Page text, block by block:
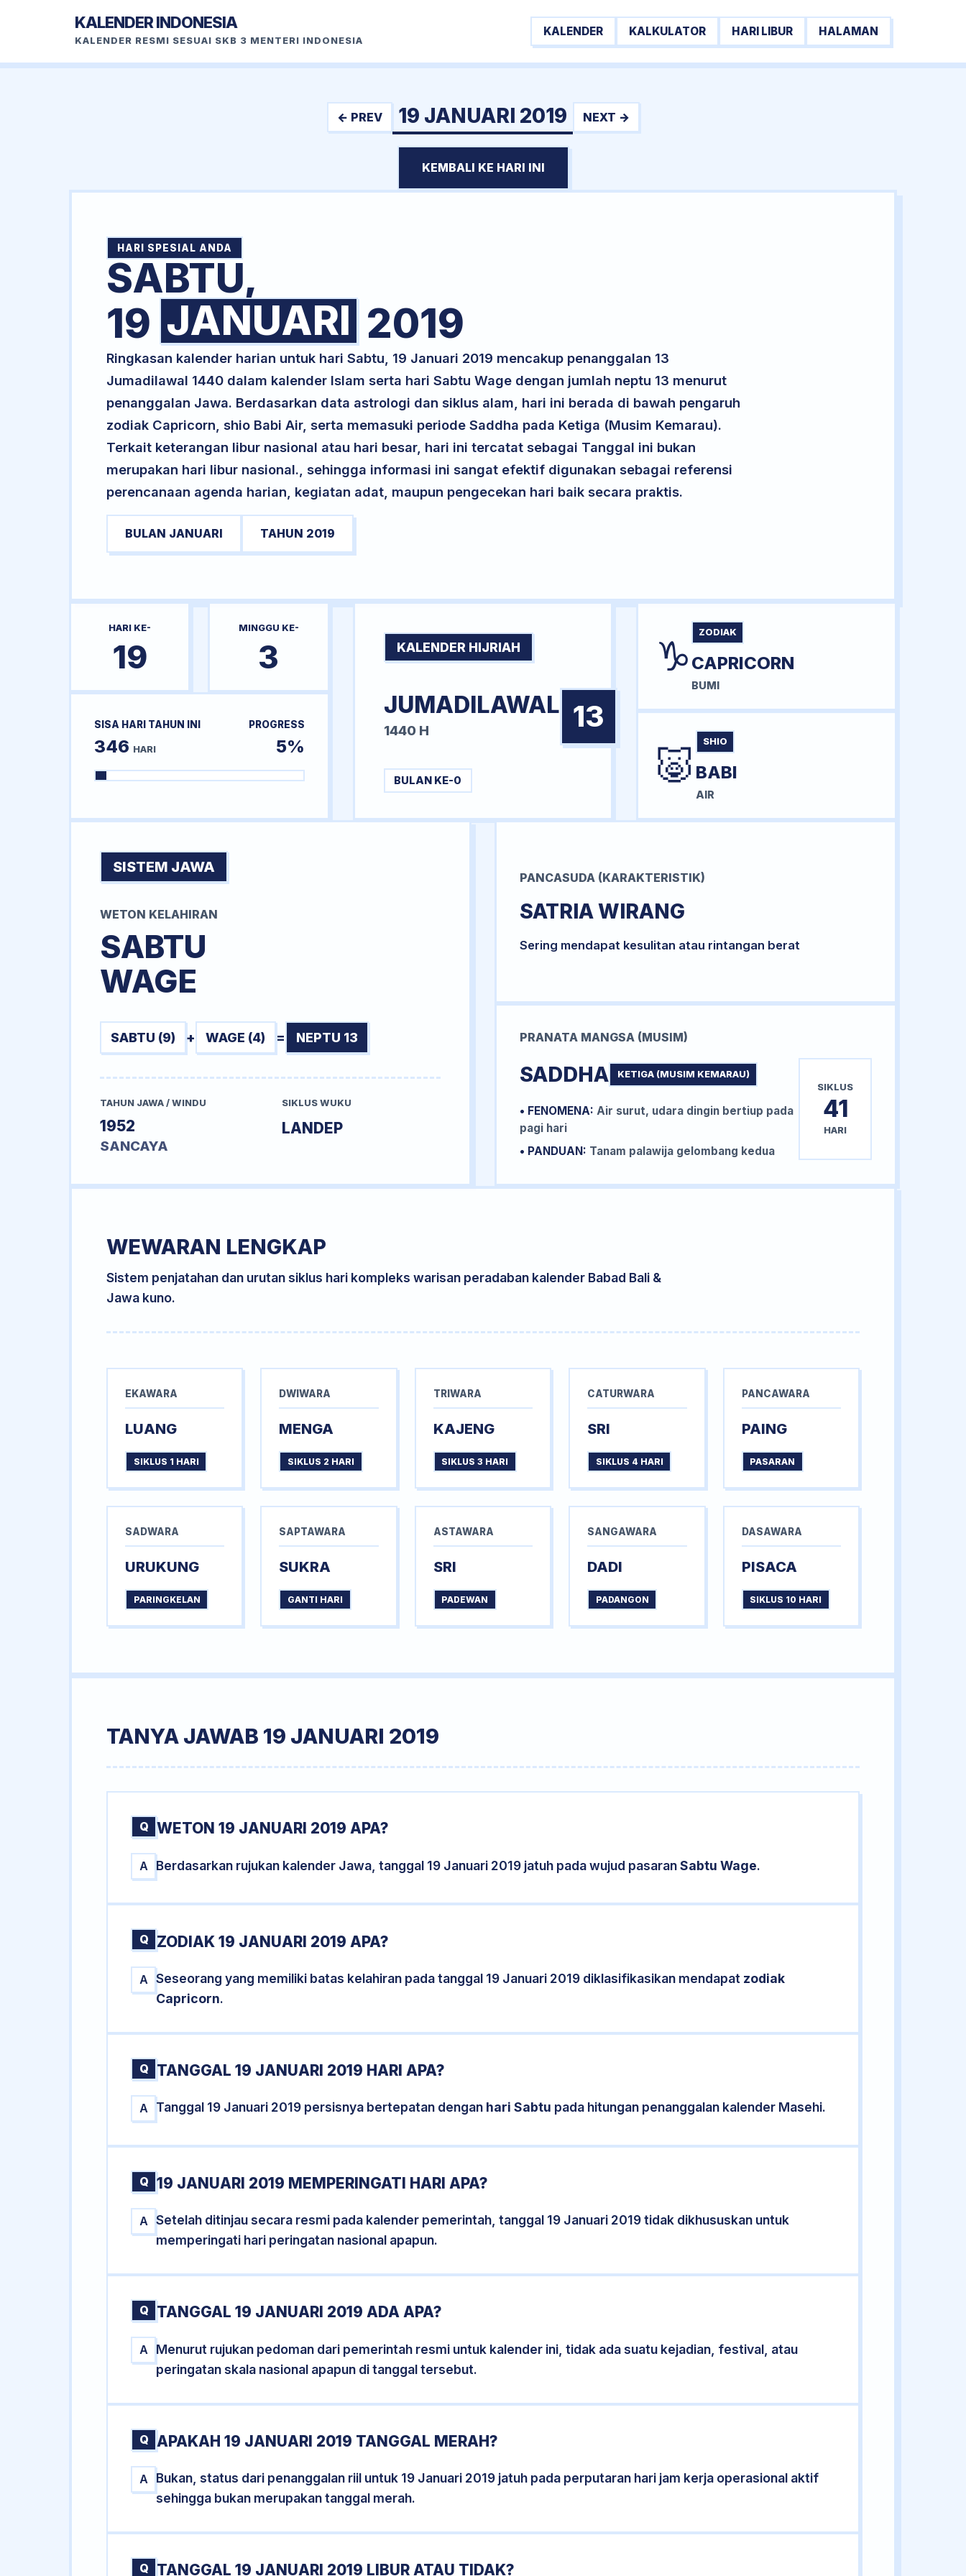
KALENDER INDONESIA
KALENDER RESMI SESUAI SKB 3 MENTERI INDONESIA
KALENDER KALKULATOR HARI LIBUR HALAMAN
← PREV 19 JANUARI 2019 NEXT →
KEMBALI KE HARI INI
HARI SPESIAL ANDA
SABTU,
19 JANUARI 2019
Ringkasan kalender harian untuk hari Sabtu, 19 Januari 2019 mencakup penanggalan 13
Jumadilawal 1440 dalam kalender Islam serta hari Sabtu Wage dengan jumlah neptu 13 menurut
penanggalan Jawa. Berdasarkan data astrologi dan siklus alam, hari ini berada di bawah pengaruh
zodiak Capricorn, shio Babi Air, serta memasuki periode Saddha pada Ketiga (Musim Kemarau).
Terkait keterangan libur nasional atau hari besar, hari ini tercatat sebagai Tanggal ini bukan
merupakan hari libur nasional., sehingga informasi ini sangat efektif digunakan sebagai referensi
perencanaan agenda harian, kegiatan adat, maupun pengecekan hari baik secara praktis.
BULAN JANUARI TAHUN 2019
HARI KE-
19
MINGGU KE-
3
SISA HARI TAHUN INI
346 HARI
PROGRESS
5%
KALENDER HIJRIAH
JUMADILAWAL
1440 H 13
BULAN KE-0
♑ ZODIAK
CAPRICORN
BUMI
🐷 SHIO
BABI
AIR
SISTEM JAWA
WETON KELAHIRAN
SABTU
WAGE
SABTU (9) + WAGE (4) = NEPTU 13
TAHUN JAWA / WINDU
1952
SANCAYA
SIKLUS WUKU
LANDEP
PANCASUDA (KARAKTERISTIK)
SATRIA WIRANG
Sering mendapat kesulitan atau rintangan berat
PRANATA MANGSA (MUSIM)
SADDHA KETIGA (MUSIM KEMARAU)
• FENOMENA: Air surut, udara dingin bertiup pada
pagi hari
• PANDUAN: Tanam palawija gelombang kedua
SIKLUS
41
HARI
WEWARAN LENGKAP
Sistem penjatahan dan urutan siklus hari kompleks warisan peradaban kalender Babad Bali &
Jawa kuno.
EKAWARA
LUANG
SIKLUS 1 HARI
DWIWARA
MENGA
SIKLUS 2 HARI
TRIWARA
KAJENG
SIKLUS 3 HARI
CATURWARA
SRI
SIKLUS 4 HARI
PANCAWARA
PAING
PASARAN
SADWARA
URUKUNG
PARINGKELAN
SAPTAWARA
SUKRA
GANTI HARI
ASTAWARA
SRI
PADEWAN
SANGAWARA
DADI
PADANGON
DASAWARA
PISACA
SIKLUS 10 HARI
TANYA JAWAB 19 JANUARI 2019
Q WETON 19 JANUARI 2019 APA?
A Berdasarkan rujukan kalender Jawa, tanggal 19 Januari 2019 jatuh pada wujud pasaranSabtu Wage.
Q ZODIAK 19 JANUARI 2019 APA?
A Seseorang yang memiliki batas kelahiran pada tanggal 19 Januari 2019 diklasifikasikan mendapat zodiak
Capricorn.
Q TANGGAL 19 JANUARI 2019 HARI APA?
A Tanggal 19 Januari 2019 persisnya bertepatan dengan hari Sabtu pada hitungan penanggalan kalender Masehi.
Q 19 JANUARI 2019 MEMPERINGATI HARI APA?
A Setelah ditinjau secara resmi pada kalender pemerintah, tanggal 19 Januari 2019 tidak dikhususkan untuk
memperingati hari peringatan nasional apapun.
Q TANGGAL 19 JANUARI 2019 ADA APA?
A
Menurut rujukan pedoman dari pemerintah resmi untuk kalender ini, tidak ada suatu kejadian, festival, atau
peringatan skala nasional apapun di tanggal tersebut.
Q APAKAH 19 JANUARI 2019 TANGGAL MERAH?
A
Bukan, status dari penanggalan riil untuk 19 Januari 2019 jatuh pada perputaran hari jam kerja operasional aktif
sehingga bukan merupakan tanggal merah.
Q TANGGAL 19 JANUARI 2019 LIBUR ATAU TIDAK?